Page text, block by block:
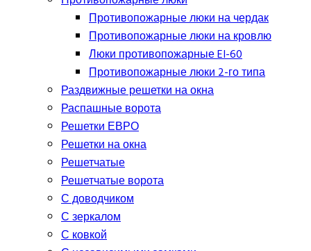
Противопожарные люки на чердак
Противопожарные люки на кровлю
Люки противопожарные EI-60
Противопожарные люки 2-го типа
Раздвижные решетки на окна
Распашные ворота
Решетки ЕВРО
Решетки на окна
Решетчатые
Решетчатые ворота
С доводчиком
С зеркалом
С ковкой